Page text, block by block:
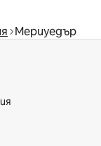
Мериуедър